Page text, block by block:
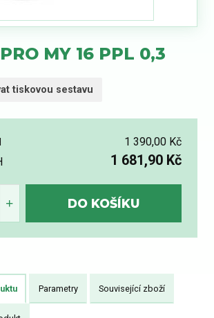
MY 16 PPL 0,3
tiskovou sestavu
1 390,00 Kč
1 681,90 Kč
Parametry Související zboží